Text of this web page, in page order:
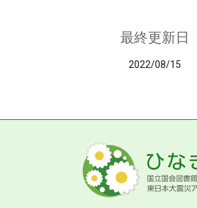
最終更新日
2022/08/15